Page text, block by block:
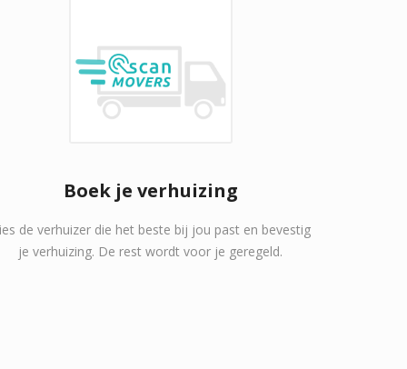
Boek je verhuizing
de verhuizer die het beste bij jou past en bevestig
je verhuizing. De rest wordt voor je geregeld.